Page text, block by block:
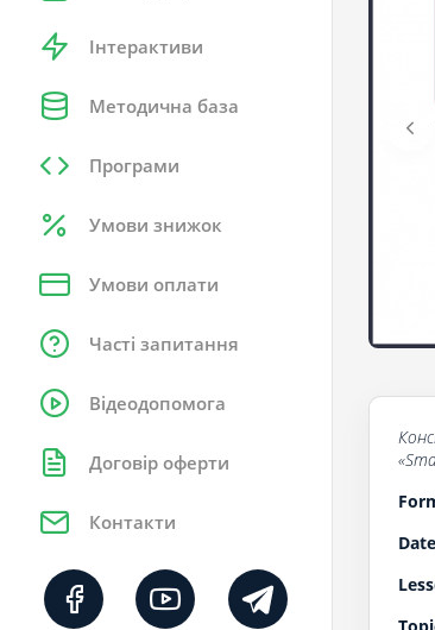
Інтерактиви
Методична база
Програми
Умови знижок
Умови оплати
Часті запитання
Відеодопомога
Договір оферти
Контакти
Date